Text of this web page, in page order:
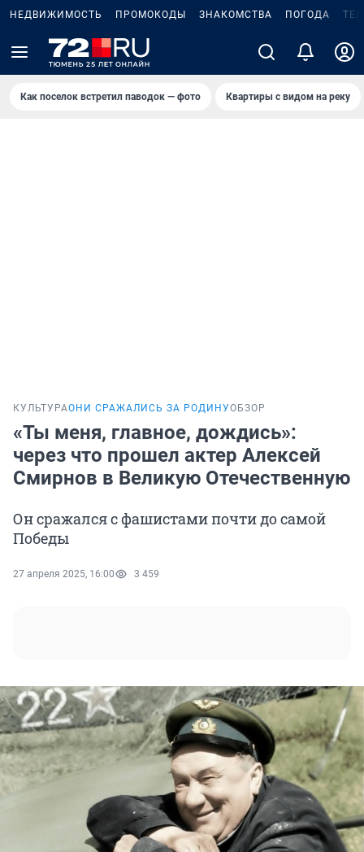
НЕДВИЖИМОСТЬ ПРОМОКОДЫ ЗНАКОМСТВА ПОГОДА
Как поселок встретил паводок — фото Квартиры с видом на реку
КУЛЬТУРАОНИ СРАЖАЛИСЬ ЗА РОДИНУОБЗОР
«Ты меня, главное, дождись»:
через что прошел актер Алексей
Смирнов в Великую Отечественную
Он сражался с фашистами почти до самой
Победы
27 апреля 2025, 16:00 3 459